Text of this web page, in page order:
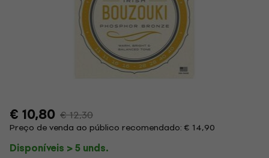
€ 10,80 € 12,30
Preço de venda ao público recomendado: € 14,90
Disponíveis > 5 unds.